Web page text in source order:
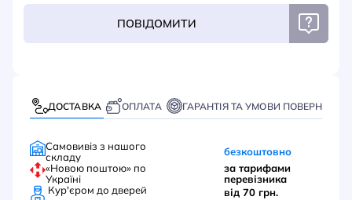
ПОВІДОМИТИ
ДОСТАВКА ОПЛАТА ГАРАНТІЯ ТА УМОВИ ПОВЕРНЕННЯ
Самовивіз з нашого
складу
безкоштовно
«Новою поштою» по
Україні
за тарифами
перевізника
Кур'єром до дверей від 70 грн.